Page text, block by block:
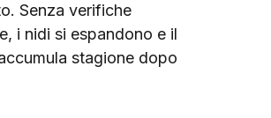
Senza verifiche
i nidi si espandono e il
stagione dopo